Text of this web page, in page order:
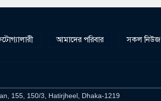
আমাদের পরিবার সকল নিউজ
155, 150/3, Hatirjheel, Dhaka-1219